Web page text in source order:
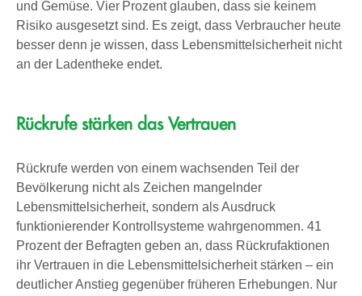
und Gemüse. Vier Prozent glauben, dass sie keinem
Risiko ausgesetzt sind. Es zeigt, dass Verbraucher heute
besser denn je wissen, dass Lebensmittelsicherheit nicht
an der Ladentheke endet.
Rückrufe stärken das Vertrauen
Rückrufe werden von einem wachsenden Teil der
Bevölkerung nicht als Zeichen mangelnder
Lebensmittelsicherheit, sondern als Ausdruck
funktionierender Kontrollsysteme wahrgenommen. 41
Prozent der Befragten geben an, dass Rückrufaktionen
ihr Vertrauen in die Lebensmittelsicherheit stärken – ein
deutlicher Anstieg gegenüber früheren Erhebungen. Nur